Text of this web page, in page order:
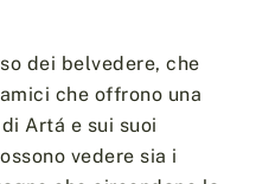
dei belvedere, che
che offrono una
Artá e sui suoi
vedere sia i